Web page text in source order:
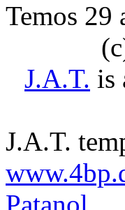
Temos 29
J.A.T. is
J.A.T.